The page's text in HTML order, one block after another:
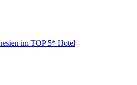
im TOP 5* Hotel